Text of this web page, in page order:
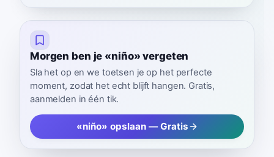
Morgen ben je «niño» vergeten
Sla het op en we toetsen je op het perfecte
moment, zodat het echt blijft hangen. Gratis,
aanmelden in één tik.
«niño» opslaan — Gratis